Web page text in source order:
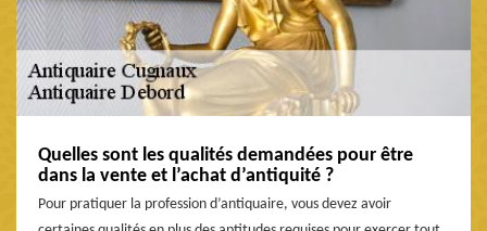
Quelles sont les qualités demandées pour être
dans la vente et l’achat d’antiquité ?
Pour pratiquer la profession d’antiquaire, vous devez avoir